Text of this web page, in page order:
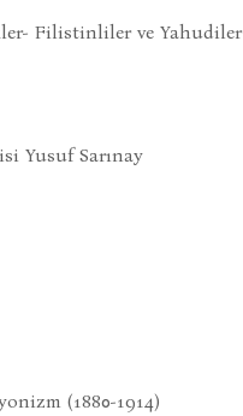
Filistinliler ve Yahudiler
Yusuf Sarınay
(1880-1914)